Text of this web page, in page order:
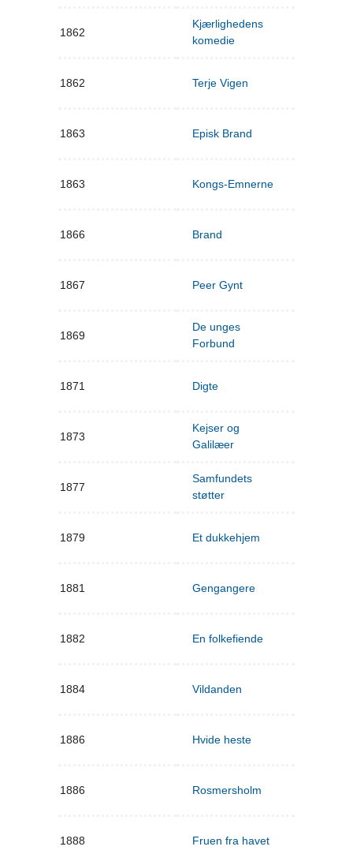
1862
Kjærlighedens
komedie
1862 Terje Vigen
1863 Episk Brand
1863 Kongs-Emnerne
1866 Brand
1867 Peer Gynt
1869
De unges
Forbund
1871 Digte
1873
Kejser og
Galilæer
1877
Samfundets
støtter
1879 Et dukkehjem
1881 Gengangere
1882 En folkefiende
1884 Vildanden
1886 Hvide heste
1886 Rosmersholm
1888 Fruen fra havet